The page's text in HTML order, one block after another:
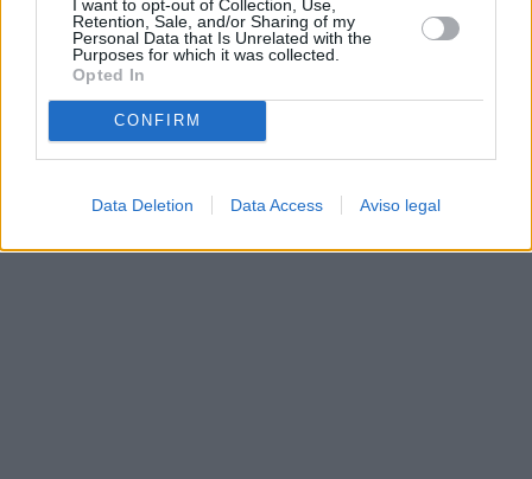
I want to opt-out of Collection, Use,
Retention, Sale, and/or Sharing of my
Personal Data that Is Unrelated with the
Purposes for which it was collected.
Opted In
CONFIRM
Data Deletion Data Access Aviso legal